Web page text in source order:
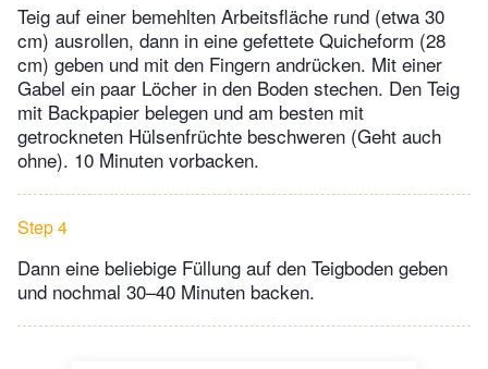
Teig auf einer bemehlten Arbeitsfläche rund (etwa 30
cm) ausrollen, dann in eine gefettete Quicheform (28
cm) geben und mit den Fingern andrücken. Mit einer
Gabel ein paar Löcher in den Boden stechen. Den Teig
mit Backpapier belegen und am besten mit
getrockneten Hülsenfrüchte beschweren (Geht auch
ohne). 10 Minuten vorbacken.
Step 4
Dann eine beliebige Füllung auf den Teigboden geben
und nochmal 30–40 Minuten backen.